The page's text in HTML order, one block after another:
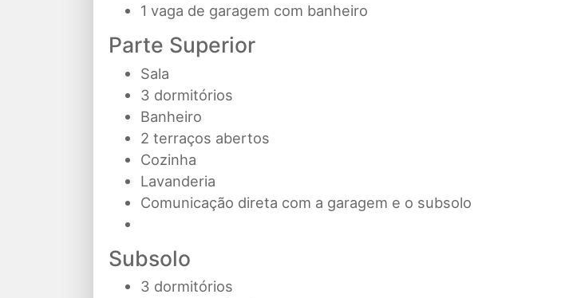
1 vaga de garagem com banheiro
Parte Superior
Sala
3 dormitórios
Banheiro
2 terraços abertos
Cozinha
Lavanderia
Comunicação direta com a garagem e o subsolo
Subsolo
3 dormitórios